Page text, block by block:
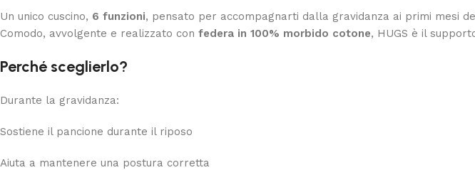
Un unico cuscino, 6 funzioni, pensato per accompagnarti dalla gravidanza ai primi mesi
Comodo, avvolgente e realizzato con federa in 100% morbido cotone, HUGS è il
Perché sceglierlo?
Durante la gravidanza:
Sostiene il pancione durante il riposo
Aiuta a mantenere una postura corretta